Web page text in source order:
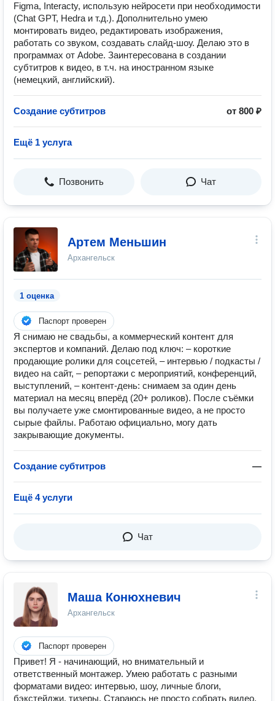
Figma, Interacty, использую нейросети при необходимости
(Chat GPT, Hedra и т.д.). Дополнительно умею
монтировать видео, редактировать изображения,
работать со звуком, создавать слайд-шоу. Делаю это в
программах от Adobe. Заинтересована в создании
субтитров к видео, в т.ч. на иностранном языке
(немецкий, английский).
Создание субтитров от 800 ₽
Ещё 1 услуга
Позвонить Чат
Артем Меньшин
Архангельск
1 оценка
Паспорт проверен
Я снимаю не свадьбы, а коммерческий контент для
экспертов и компаний. Делаю под ключ: – короткие
продающие ролики для соцсетей, – интервью / подкасты /
видео на сайт, – репортажи с мероприятий, конференций,
выступлений, – контент-день: снимаем за один день
материал на месяц вперёд (20+ роликов). После съёмки
вы получаете уже смонтированные видео, а не просто
сырые файлы. Работаю официально, могу дать
закрывающие документы.
Создание субтитров —
Ещё 4 услуги
Чат
Маша Конюхневич
Архангельск
Паспорт проверен
Привет! Я - начинающий, но внимательный и
ответственный монтажер. Умею работать с разными
форматами видео: интервью, шоу, личные блоги,
бэкстейджи, тизеры. Стараюсь не просто собрать видео,